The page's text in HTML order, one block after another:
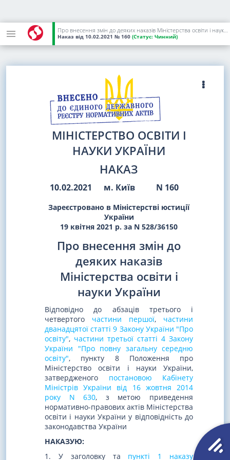
Про внесення змін до деяких наказів Міністерства освіти і науки України
Наказ від 10.02.2021 № 160 (Статус: Чинний)
МІНІСТЕРСТВО ОСВІТИ І
НАУКИ УКРАЇНИ
НАКАЗ
10.02.2021 м. Київ N 160
Зареєстровано в Міністерстві юстиції
України
19 квітня 2021 р. за N 528/36150
Про внесення змін до
деяких наказів
Міністерства освіти і
науки України
Відповідно до абзаців третього і
четвертого частини першої, частини
дванадцятої статті 9 Закону України "Про
освіту", частини третьої статті 4 Закону
України "Про повну загальну середню
освіту", пункту 8 Положення про
Міністерство освіти і науки України,
затвердженого постановою Кабінету
Міністрів України від 16 жовтня 2014
року N 630, з метою приведення
нормативно-правових актів Міністерства
освіти і науки України у відповідність до
законодавства України
НАКАЗУЮ:
1. У заголовку та пункті 1 наказу